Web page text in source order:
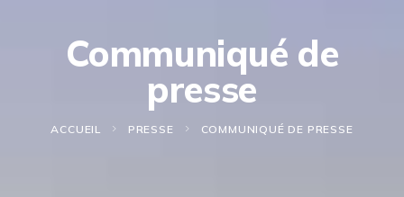
Communiqué de
presse
ACCUEIL PRESSE COMMUNIQUÉ DE PRESSE